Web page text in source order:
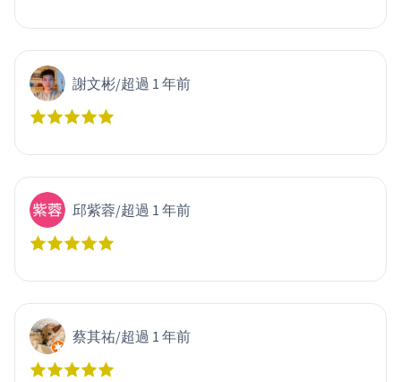
謝文彬/超過 1 年前
邱紫蓉/超過 1 年前
蔡其祐/超過 1 年前